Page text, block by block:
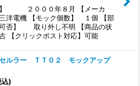
】 ２０００年８月 【メーカ
電機 【モック個数】 １個 【部
否】 取り外し不明 【商品の状
【クリックポスト対応】可能
ルラー ＴＴ０２ モックアップ
込)